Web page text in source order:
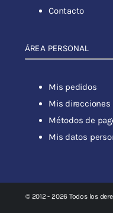
Contacto
ÁREA PERSONAL
Mis pedidos
Mis direcciones
Métodos de
Mis datos
© 2012 - 2026 Todos los